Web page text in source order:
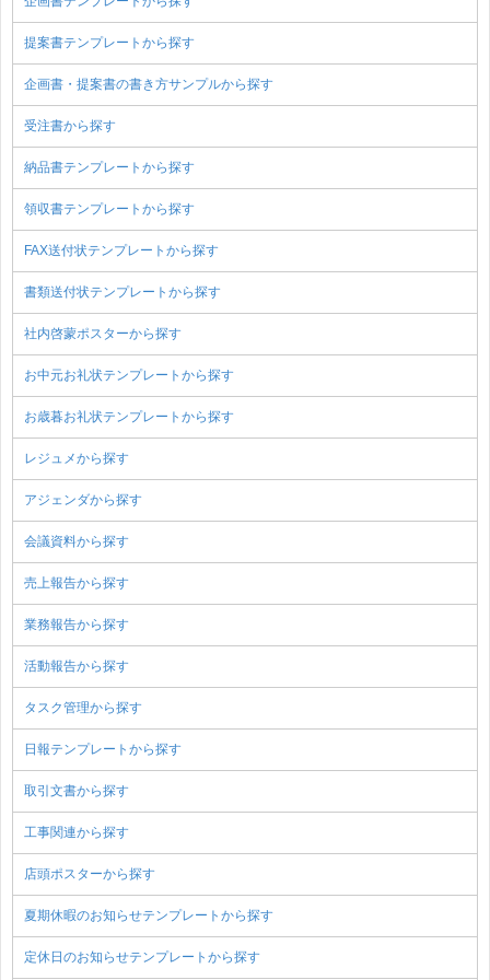
提案書テンプレートから探す
企画書・提案書の書き方サンプルから探す
受注書から探す
納品書テンプレートから探す
領収書テンプレートから探す
FAX送付状テンプレートから探す
書類送付状テンプレートから探す
社内啓蒙ポスターから探す
お中元お礼状テンプレートから探す
お歳暮お礼状テンプレートから探す
レジュメから探す
アジェンダから探す
会議資料から探す
売上報告から探す
業務報告から探す
活動報告から探す
タスク管理から探す
日報テンプレートから探す
取引文書から探す
工事関連から探す
店頭ポスターから探す
夏期休暇のお知らせテンプレートから探す
定休日のお知らせテンプレートから探す